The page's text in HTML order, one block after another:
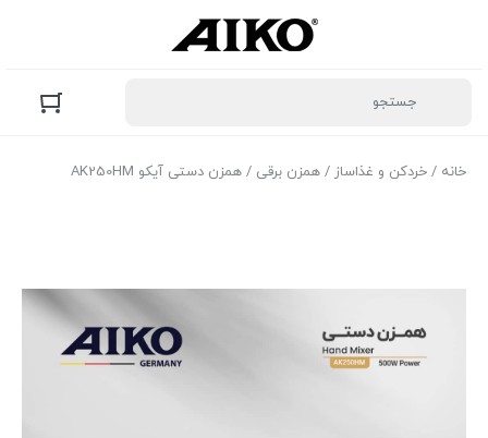
خانه / خردکن و غذاساز / همزن برقی / همزن دستی آیکو AK250HM